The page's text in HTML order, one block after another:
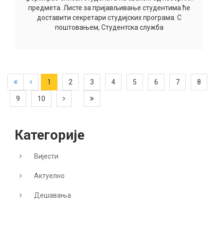
предмета. Листе за пријављивање студентима ће
доставити секретари студијских програма. С
поштовањем, Студентска служба
1 2 3 4 5 6 7 8
9 10
Категорије
Вијести
Актуелно
Дешавања